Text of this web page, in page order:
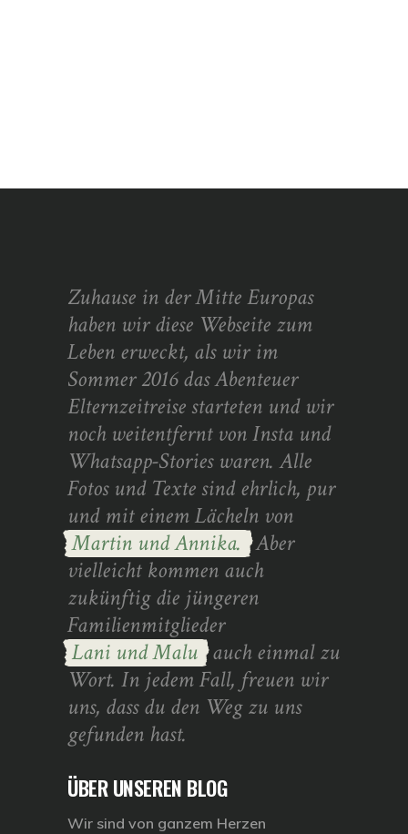
Zuhause in der Mitte Europas
haben wir diese Webseite zum
Leben erweckt, als wir im
Sommer 2016 das Abenteuer
Elternzeitreise starteten und wir
noch weitentfernt von Insta und
Whatsapp-Stories waren. Alle
Fotos und Texte sind ehrlich, pur
und mit einem Lächeln von
Martin und Annika. Aber
vielleicht kommen auch
zukünftig die jüngeren
Familienmitglieder
Lani und Malu auch einmal zu
Wort. In jedem Fall, freuen wir
uns, dass du den Weg zu uns
gefunden hast.
ÜBER UNSEREN BLOG
Wir sind von ganzem Herzen